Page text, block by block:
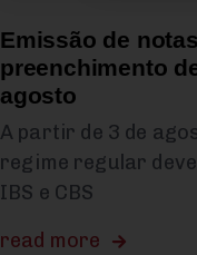
Emissão de
preenchimento
agosto
A partir de 3 de
regime regular
IBS e CBS
read more